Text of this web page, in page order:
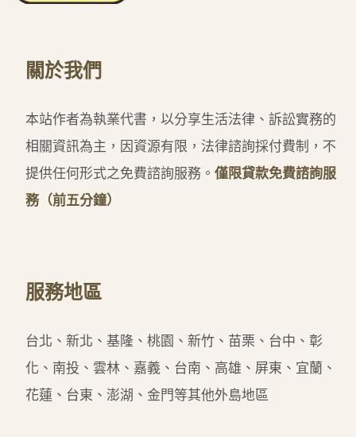
關於我們
本站作者為執業代書，以分享生活法律、訴訟實務的
相關資訊為主，因資源有限，法律諮詢採付費制，不
提供任何形式之免費諮詢服務。 僅限貸款免費諮詢服
務（前五分鐘）
服務地區
台北、新北、基隆、桃園、新竹、苗栗、台中、彰
化、南投、雲林、嘉義、台南、高雄、屏東、宜蘭、
花蓮、台東、澎湖、金門等其他外島地區